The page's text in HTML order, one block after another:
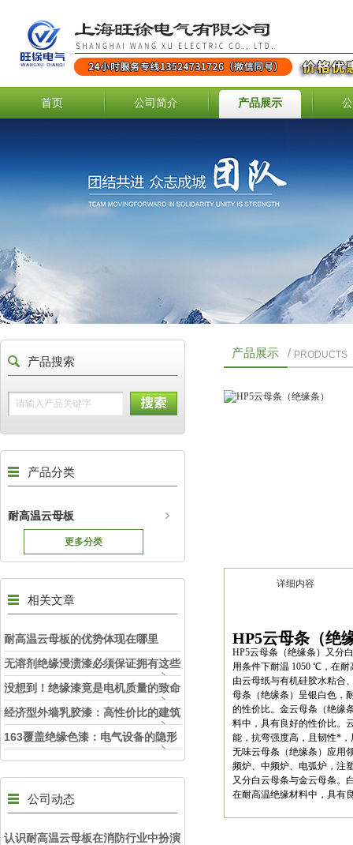
首页 公司简介 产品展示
产品搜索
产品分类
耐高温云母板
更多分类
相关文章
耐高温云母板的优势体现在哪里
无溶剂绝缘浸渍漆必须保证拥有这些
性能
没想到！绝缘漆竟是电机质量的致命
因素
经济型外墙乳胶漆：高性价比的建筑
外立面守护者
163覆盖绝缘色漆：电气设备的隐形
铠甲
公司动态
认识耐高温云母板在消防行业中扮演
产品展示 / PRODUCTS
详细内容
HP5云母条（绝
HP5云母条（绝缘条）又分
用条件下耐温 1050 ℃，在
由云母纸与有机硅胶水粘合
母条（绝缘条）呈银白色，
的性价比。金云母条（绝缘
料中，具有良好的性价比。
能，抗弯强度高，且韧性*
无味云母条（绝缘条）应用
频炉、中频炉、电弧炉，注
又分白云母条与金云母条。
在耐高温绝缘材料中，具有